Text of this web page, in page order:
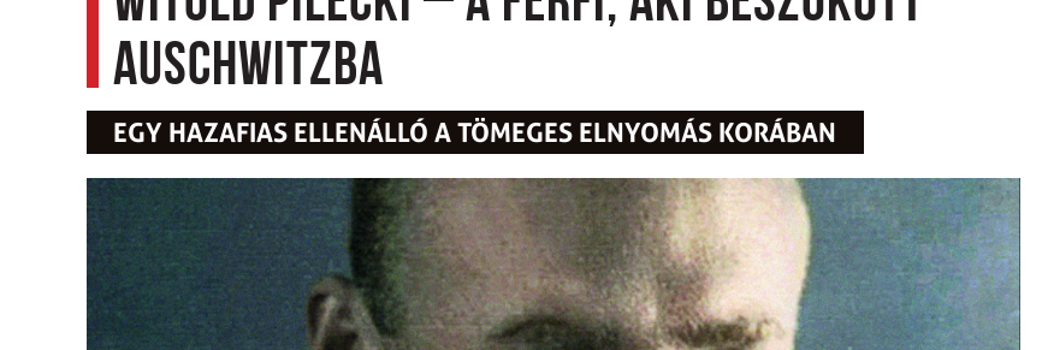
Auschwitzba
EGY HAZAFIAS ELLENÁLLÓ A TÖMEGES ELNYOMÁS KORÁBAN